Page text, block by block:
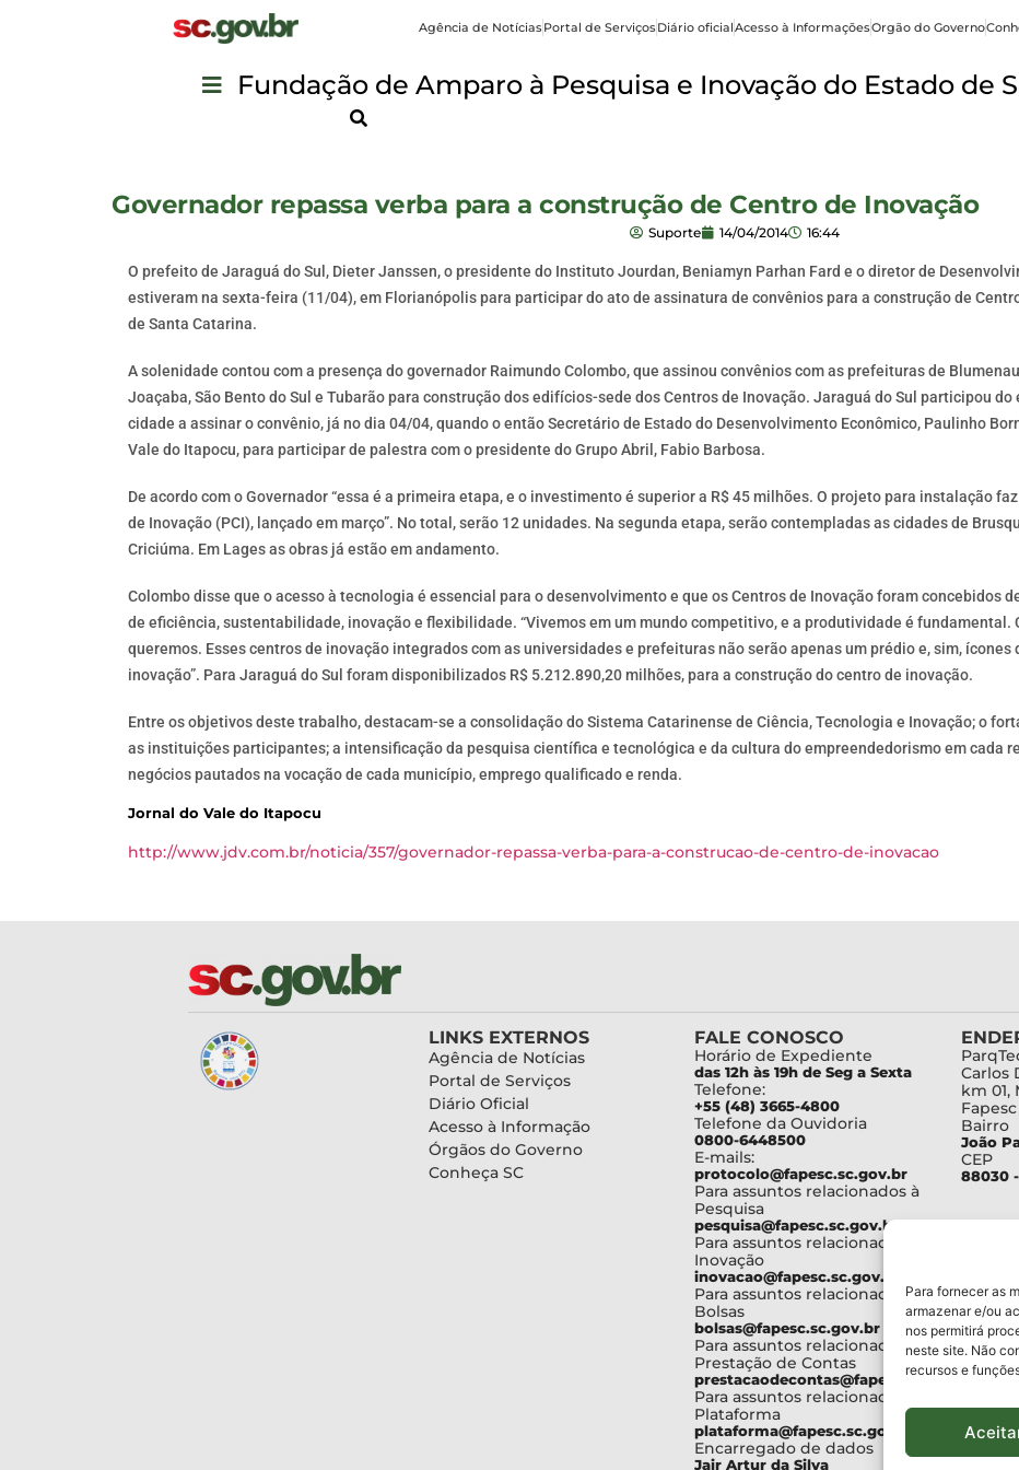
Para fornecer as
armazenar e/ou
nos permitirá
neste site. Não
recursos e
Agência de NotíciasPortal de ServiçosDiário oficialAcesso à InformaçõesOrgão do Governo
Fundação de Amparo à Pesquisa e Inovação do Estado de
Governador repassa verba para a construção de Centro de Inovação
Suporte 14/04/2014 16:44
O prefeito de Jaraguá do Sul, Dieter Janssen, o presidente do Instituto Jourdan, Beniamyn Parhan Fard e o diretor de
estiveram na sexta-feira (11/04), em Florianópolis para participar do ato de assinatura de convênios para a construção de
de Santa Catarina.
A solenidade contou com a presença do governador Raimundo Colombo, que assinou convênios com as prefeituras de
Joaçaba, São Bento do Sul e Tubarão para construção dos edifícios-sede dos Centros de Inovação. Jaraguá do Sul participou
cidade a assinar o convênio, já no dia 04/04, quando o então Secretário de Estado do Desenvolvimento Econômico, Paulinho
Vale do Itapocu, para participar de palestra com o presidente do Grupo Abril, Fabio Barbosa.
De acordo com o Governador “essa é a primeira etapa, e o investimento é superior a R$ 45 milhões. O projeto para instalação
de Inovação (PCI), lançado em março”. No total, serão 12 unidades. Na segunda etapa, serão contempladas as cidades de
Criciúma. Em Lages as obras já estão em andamento.
Colombo disse que o acesso à tecnologia é essencial para o desenvolvimento e que os Centros de Inovação foram concebidos
de eficiência, sustentabilidade, inovação e flexibilidade. “Vivemos em um mundo competitivo, e a produtividade é fundamental.
queremos. Esses centros de inovação integrados com as universidades e prefeituras não serão apenas um prédio e, sim,
inovação”. Para Jaraguá do Sul foram disponibilizados R$ 5.212.890,20 milhões, para a construção do centro de inovação.
Entre os objetivos deste trabalho, destacam-se a consolidação do Sistema Catarinense de Ciência, Tecnologia e Inovação; o
as instituições participantes; a intensificação da pesquisa científica e tecnológica e da cultura do empreendedorismo em cada
negócios pautados na vocação de cada município, emprego qualificado e renda.
Jornal do Vale do Itapocu
http://www.jdv.com.br/noticia/357/governador-repassa-verba-para-a-construcao-de-centro-de-inovacao
LINKS EXTERNOS
Agência de Notícias
Portal de Serviços
Diário Oficial
Acesso à Informação
Órgãos do Governo
Conheça SC
FALE CONOSCO
Horário de Expediente
das 12h às 19h de Seg a Sexta
Telefone:
+55 (48) 3665-4800
Telefone da Ouvidoria
0800-6448500
E-mails:
protocolo@fapesc.sc.gov.br
Para assuntos relacionados à
Pesquisa
pesquisa@fapesc.sc.gov.br
Para assuntos relacionados à
Inovação
inovacao@fapesc.sc.gov.br
Para assuntos relacionados à
Bolsas
bolsas@fapesc.sc.gov.br
Para assuntos relacionados à
Prestação de Contas
prestacaodecontas@fapesc.sc.gov.br
Para assuntos relacionados à
Plataforma
plataforma@fapesc.sc.gov.br
Encarregado de dados
Jair Artur da Silva
Carlos
km 01,
Bairro
João
CEP
88030